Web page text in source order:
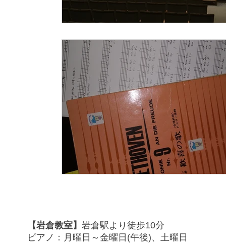
【岩倉教室】 岩倉駅より徒歩10分
ピアノ：月曜日～金曜日(午後)、土曜日